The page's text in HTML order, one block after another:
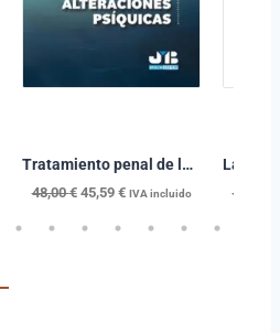
Tratamiento penal de las anomalías y alteraciones psíquicas
48,00€ 45,59 € IVA incluido 42,00